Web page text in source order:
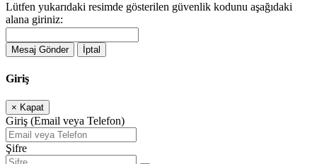
Lütfen yukarıdaki resimde gösterilen güvenlik kodunu aşağıdaki
alana giriniz:
Mesaj Gönder İptal
Giriş
× Kapat
Giriş (Email veya Telefon)
Şifre